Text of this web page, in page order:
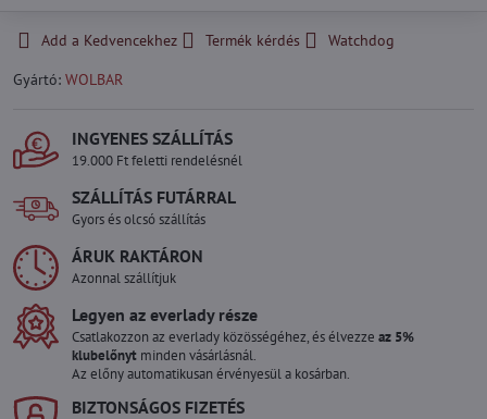
Add a Kedvencekhez Termék kérdés
Watchdog
Gyártó: WOLBAR
INGYENES SZÁLLÍTÁS
19.000 Ft feletti rendelésnél
SZÁLLÍTÁS FUTÁRRAL
Gyors és olcsó szállítás
ÁRUK RAKTÁRON
Azonnal szállítjuk
Legyen az everlady része
Csatlakozzon az everlady közösségéhez, és élvezze az 5%
klubelőnyt minden vásárlásnál.
Az előny automatikusan érvényesül a kosárban.
BIZTONSÁGOS FIZETÉS